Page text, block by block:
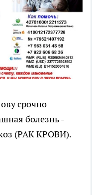
срочно
болезнь -
(РАК КРОВИ).